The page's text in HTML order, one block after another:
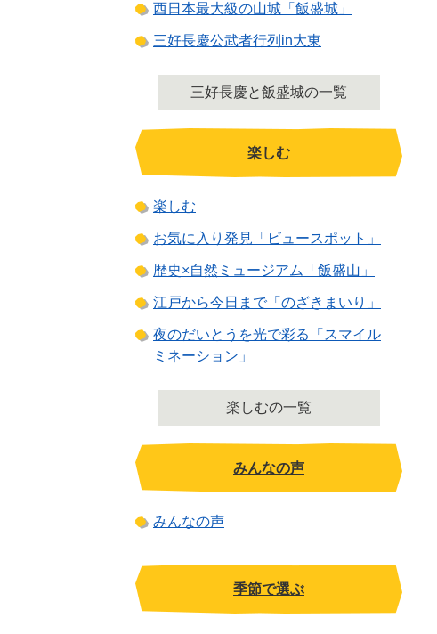
西日本最大級の山城「飯盛城」
三好長慶公武者行列in大東
三好長慶と飯盛城の一覧
楽しむ
楽しむ
お気に入り発見「ビュースポット」
歴史×自然ミュージアム「飯盛山」
江戸から今日まで「のざきまいり」
夜のだいとうを光で彩る「スマイル
ミネーション」
楽しむの一覧
みんなの声
みんなの声
季節で選ぶ